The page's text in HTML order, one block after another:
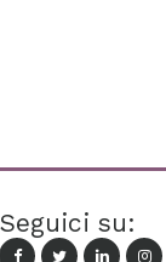
Seguici su: